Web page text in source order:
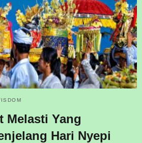
Melasti Yang
Hari Nyepi